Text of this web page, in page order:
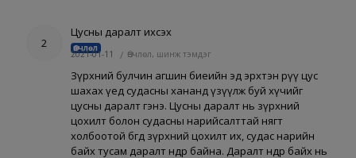
2
Цусны даралт ихсэх
Өвчлөл
2021-01-11 / Өвчлөл, шинж тэмдэг
Зүрхний булчин агшин биеийн эд эрхтэн рүү цус
шахах үед судасны хананд үзүүлж буй хүчийг
цусны даралт гэнэ. Цусны даралт нь зүрхний
цохилт болон судасны нарийсалттай нягт
холбоотой бөгөөд зүрхний цохилт их, судас нарийн
байх тусам даралт өндөр байна. Даралт өндөр байх нь